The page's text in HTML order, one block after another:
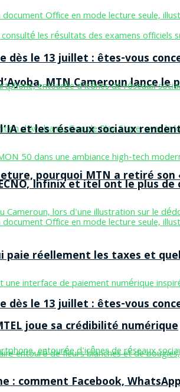
MTN Cameroun lance le
pourquoi MTN a retiré
dès le 13 juillet : êtes-vous
dès le 13 juillet : êtes-vous
et les réseaux sociaux
Infinix et itel ont le plus de
paie réellement les taxes et
joue sa crédibilité numérique
: comment Facebook,